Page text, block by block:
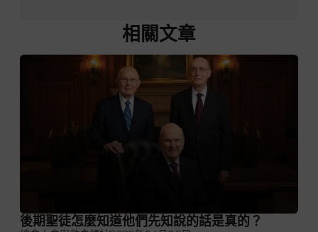
相關文章
後期聖徒怎麼知道他們先知說的話是真的？